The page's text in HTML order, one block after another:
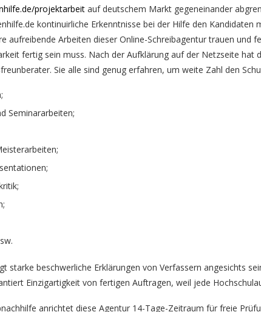
projektarbeit auf deutschem Markt gegeneinander
kontinuirliche Erkenntnisse bei der Hilfe den
aufreibende Arbeiten dieser Online-Schreibagentur trauen
fertig sein muss. Nach der Aufklärung auf der Netzseite
Sie alle sind genug erfahren, um weite Zahl den
Seminararbeiten;
starke beschwerliche Erklärungen von Verfassern angesichts
Einzigartigkeit von fertigen Auftragen, weil jede
anrichtet diese Agentur 14-Tage-Zeitraum für freie